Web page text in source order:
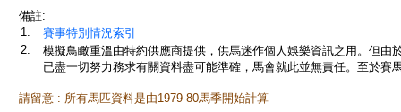
備註:
1.
賽事特別情況索引
2.
模擬鳥瞰重溫由特約供應商提供，供馬迷作個人娛樂資訊之用。但
已盡一切努力務求有關資料盡可能準確，馬會就此並無責任。至於賽
請留意 : 所有馬匹資料是由1979-80馬季開始計算